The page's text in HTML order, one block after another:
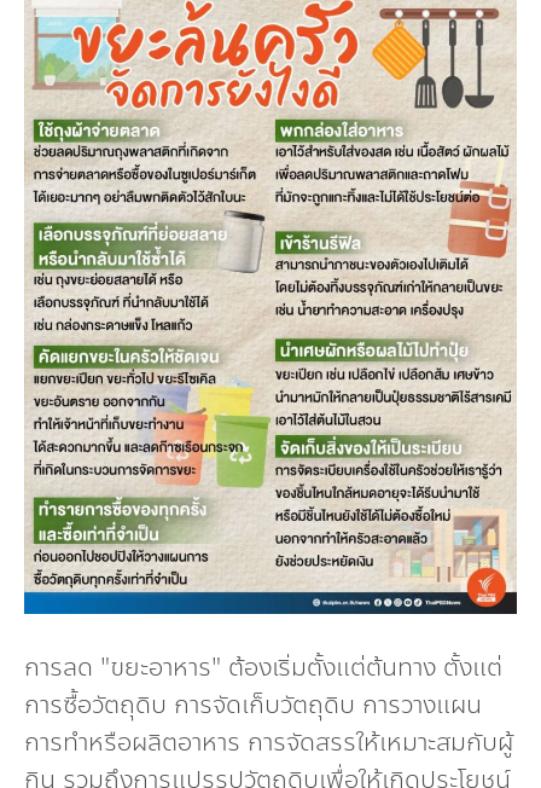
การลด "ขยะอาหาร" ต้องเริ่มตั้งแต่ต้นทาง ตั้งแต่
การซื้อวัตถุดิบ การจัดเก็บวัตถุดิบ การวางแผน
การทำหรือผลิตอาหาร การจัดสรรให้เหมาะสมกับผู้
กิน รวมถึงการแปรรูปวัตถุดิบเพื่อให้เกิดประโยชน์